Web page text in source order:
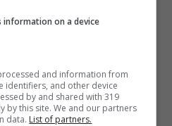
quella di un
information on a device
and information from
identifiers, and other device
by and shared with 319
by this site. We and our partners
data. List of partners.